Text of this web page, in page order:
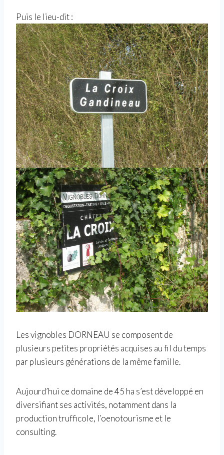
Puis le lieu-dit :
Les vignobles DORNEAU se composent de
plusieurs petites propriétés acquises au fil du temps
par plusieurs générations de la même famille.
Aujourd’hui ce domaine de 45 ha s’est développé en
diversifiant ses activités, notamment dans la
production trufficole, l’oenotourisme et le
consulting.